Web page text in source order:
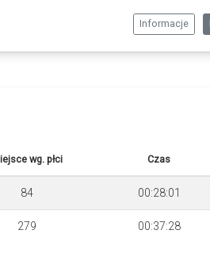
Informacje
wg. płci Czas
84 00:28:01
279 00:37:28